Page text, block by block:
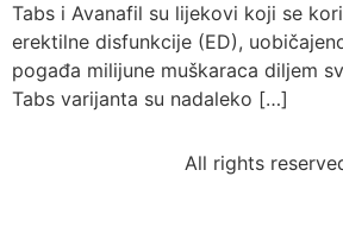
Tabs i Avanafil su lijekovi koji se
erektilne disfunkcije (ED),
pogađa milijune muškaraca diljem
Tabs varijanta su nadaleko […]
All rights